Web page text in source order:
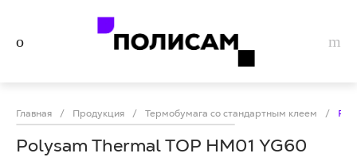
Главная / Продукция / Термобумага со стандартным клеем /
Polysam Thermal TOP HM01 YG60